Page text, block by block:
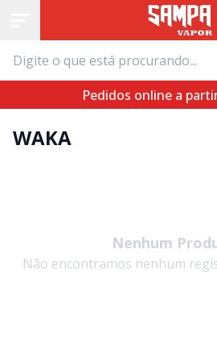
Pedidos online a
WAKA
Nenhum
Não encontramos nenhum